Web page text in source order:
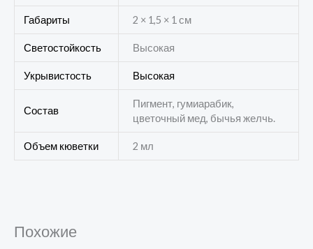
Габариты 2 × 1,5 × 1 см
Светостойкость Высокая
Укрывистость Высокая
Состав
Пигмент, гумиарабик,
цветочный мед, бычья желчь.
Объем кюветки 2 мл
Похожие